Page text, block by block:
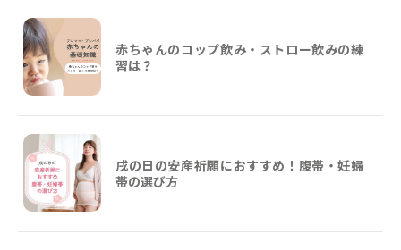
赤ちゃんのコップ飲み・ストロー飲みの練
習は？
戌の日の安産祈願におすすめ！腹帯・妊婦
帯の選び方